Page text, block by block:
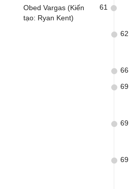
Obed Vargas (Kiến
tạo: Ryan Kent)
61
62
66
69
69
69